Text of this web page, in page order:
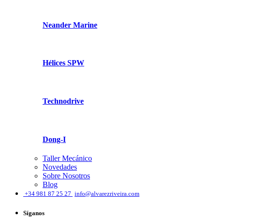
Neander Marine
Hélices SPW
Technodrive
Dong-I
Taller Mecánico
Novedades
Sobre Nosotros
Blog
+34 981 87 25 27 info@alvarezriveira.com
Síganos